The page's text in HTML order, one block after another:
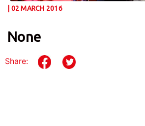
| 02 MARCH 2016
None
Share: